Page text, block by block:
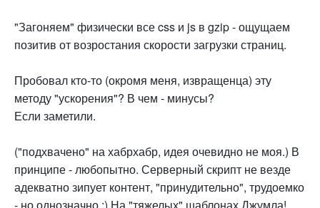
"Загоняем" физически все css и js в gzip - ощущаем
позитив от возростания скорости загрузки страниц.
Пробовал кто-то (окромя меня, извращенца) эту
методу "ускорения"? В чем - минусы?
Если заметили.
("подхвачено" на хабрхабр, идея очевидно не моя.) В
принципе - любопытно. Серверный скрипт не везде
адекватно зипует контент, "принудительно", трудоемко
- но однозначно :) На "тяжелых" шаблонах Джумла!